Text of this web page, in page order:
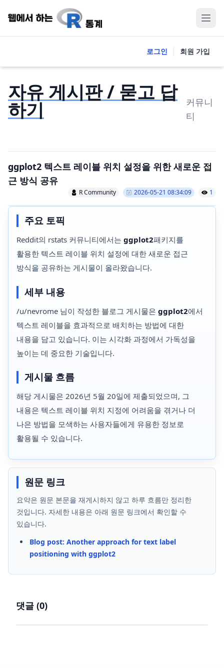
로그인 회원 가입
자유 게시판 / 묻고 답
하기
커뮤니
티
ggplot2 텍스트 레이블 위치 설정을 위한 새로운 접
근 방식 공유
R Community 2026-05-21 08:34:09 1
주요 토픽
Reddit의 rstats 커뮤니티에서는 ggplot2패키지를
활용한 텍스트 레이블 위치 설정에 대한 새로운 접근
방식을 공유하는 게시물이 올라왔습니다.
세부 내용
/u/nevrome 님이 작성한 블로그 게시물은 ggplot2에서
텍스트 레이블을 효과적으로 배치하는 방법에 대한
내용을 담고 있습니다. 이는 시각화 과정에서 가독성을
높이는 데 중요한 기술입니다.
게시물 흐름
해당 게시물은 2026년 5월 20일에 제출되었으며, 그
내용은 텍스트 레이블 위치 지정에 어려움을 겪거나 더
나은 방법을 모색하는 사용자들에게 유용한 정보로
활용될 수 있습니다.
원문 링크
요약은 원문 본문을 재게시하지 않고 하루 흐름만 정리한
것입니다. 자세한 내용은 아래 원문 링크에서 확인할 수
있습니다.
Blog post: Another approach for text label
positioning with ggplot2
댓글 (0)